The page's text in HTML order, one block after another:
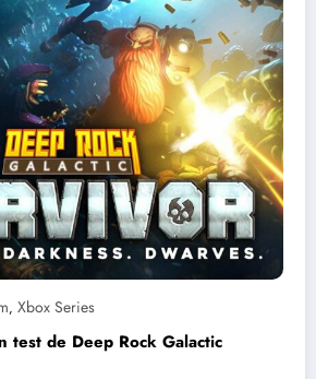
, Xbox Series
test de Deep Rock Galactic